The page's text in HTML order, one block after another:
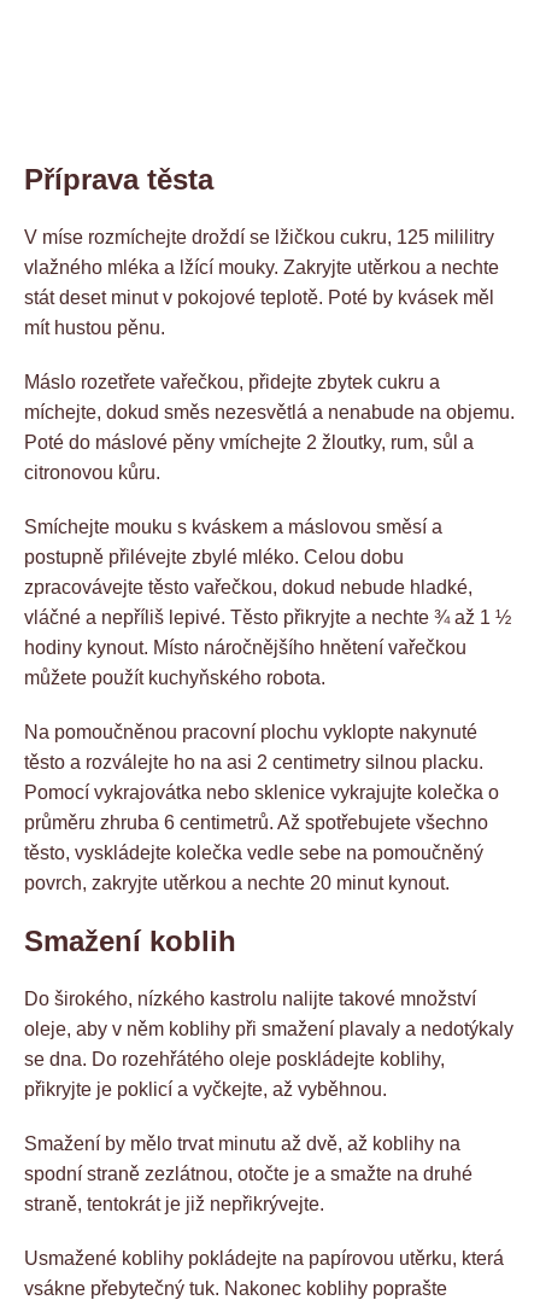
Příprava těsta
V míse rozmíchejte droždí se lžičkou cukru, 125 mililitry
vlažného mléka a lžící mouky. Zakryjte utěrkou a nechte
stát deset minut v pokojové teplotě. Poté by kvásek měl
mít hustou pěnu.
Máslo rozetřete vařečkou, přidejte zbytek cukru a
míchejte, dokud směs nezesvětlá a nenabude na objemu.
Poté do máslové pěny vmíchejte 2 žloutky, rum, sůl a
citronovou kůru.
Smíchejte mouku s kváskem a máslovou směsí a
postupně přilévejte zbylé mléko. Celou dobu
zpracovávejte těsto vařečkou, dokud nebude hladké,
vláčné a nepříliš lepivé. Těsto přikryjte a nechte ¾ až 1 ½
hodiny kynout. Místo náročnějšího hnětení vařečkou
můžete použít kuchyňského robota.
Na pomoučněnou pracovní plochu vyklopte nakynuté
těsto a rozválejte ho na asi 2 centimetry silnou placku.
Pomocí vykrajovátka nebo sklenice vykrajujte kolečka o
průměru zhruba 6 centimetrů. Až spotřebujete všechno
těsto, vyskládejte kolečka vedle sebe na pomoučněný
povrch, zakryjte utěrkou a nechte 20 minut kynout.
Smažení koblih
Do širokého, nízkého kastrolu nalijte takové množství
oleje, aby v něm koblihy při smažení plavaly a nedotýkaly
se dna. Do rozehřátého oleje poskládejte koblihy,
přikryjte je poklicí a vyčkejte, až vyběhnou.
Smažení by mělo trvat minutu až dvě, až koblihy na
spodní straně zezlátnou, otočte je a smažte na druhé
straně, tentokrát je již nepřikrývejte.
Usmažené koblihy pokládejte na papírovou utěrku, která
vsákne přebytečný tuk. Nakonec koblihy poprašte